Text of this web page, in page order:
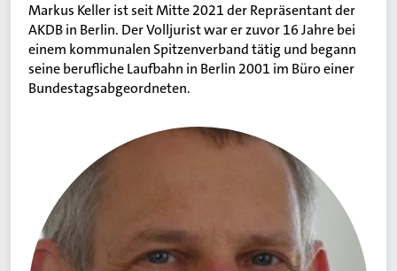
Markus Keller ist seit Mitte 2021 der Repräsentant der
AKDB in Berlin. Der Volljurist war er zuvor 16 Jahre bei
einem kommunalen Spitzenverband tätig und begann
seine berufliche Laufbahn in Berlin 2001 im Büro einer
Bundestagsabgeordneten.